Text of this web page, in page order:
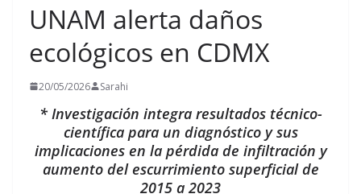
UNAM alerta daños
ecológicos en CDMX
20/05/2026 Sarahi
* Investigación integra resultados técnico-
científica para un diagnóstico y sus
implicaciones en la pérdida de infiltración y
aumento del escurrimiento superficial de
2015 a 2023